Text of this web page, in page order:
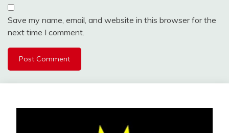
Save my name, email, and website in this browser for the
next time I comment.